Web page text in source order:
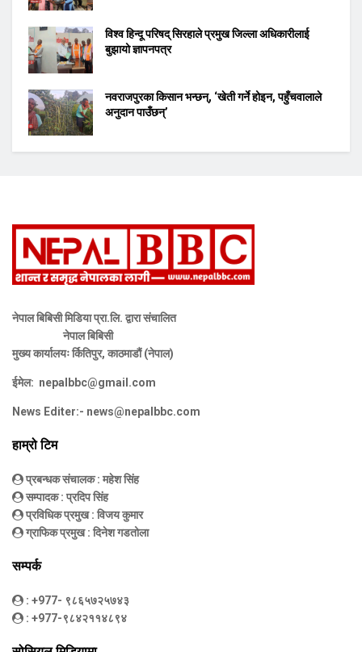
विश्व हिन्दू परिषद् सिरहाले प्रमुख जिल्ला अधिकारीलाई
बुझायो ज्ञापनपत्र
नवराजपुरका किसान भन्छन्, ‘खेती गर्ने होइन, पहुँचवालाले
अनुदान पाउँछन्’
नेपाल बिबिसी मिडिया प्रा.लि. द्वारा संचालित
नेपाल बिबिसी
मुख्य कार्यालयः र्कितिपुर, काठमाडौं (नेपाल)
ईमेल: nepalbbc@gmail.com
News Editer:- news@nepalbbc.com
हाम्रो टिम
प्रबन्धक संचालक: महेश सिंह
सम्पादक: प्रदिप सिंह
प्रविधिक प्रमुख: विजय कुमार
ग्राफिक प्रमुख: दिनेश गडतोला
सम्पर्क
: +977- ९८६५७२५७४३
: +977-९८४२११४८९४